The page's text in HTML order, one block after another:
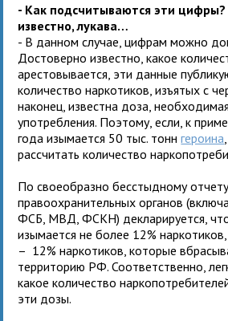
- Как подсчитываются эти цифры?
известно, лукава…
- В данном случае, цифрам можно
Достоверно известно, какое
арестовывается, эти данные
количество наркотиков, изъятых с
наконец, известна доза,
употребления. Поэтому, если, к
года изымается 50 тыс. тоннгероина
рассчитать количество
По своеобразно бесстыдному
правоохранительных органов
ФСБ, МВД, ФСКН) декларируется, что
изымается не более 12%
– 12% наркотиков, которые
территорию РФ. Соответственно,
какое количество
эти дозы.